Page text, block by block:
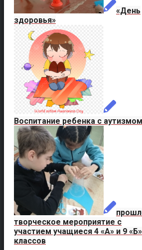
«День
здоровья»
Воспитание ребенка с аутизмом
творческое мероприятие с
участием учащиеся 4 «А» и 9 «Б»
классов